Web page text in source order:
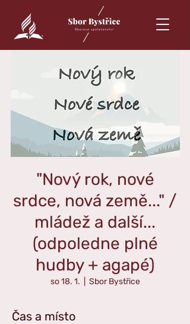
"Nový rok, nové
srdce, nová země..." /
mládež a další...
(odpoledne plné
hudby + agapé)
so 18. 1. Sbor Bystřice
Čas a místo